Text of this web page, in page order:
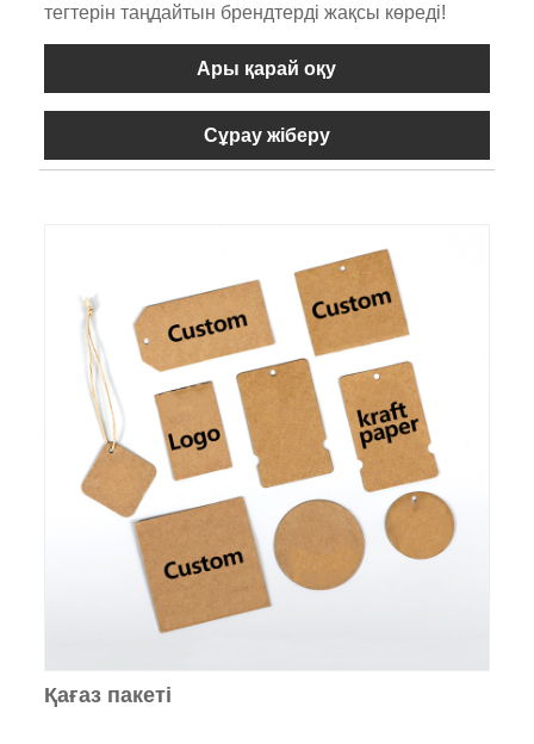
тегтерін таңдайтын брендтерді жақсы көреді!
Ары қарай оқу
Сұрау жіберу
Қағаз пакеті